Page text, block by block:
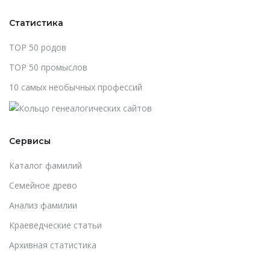
Статистика
TOP 50 родов
TOP 50 промыслов
10 самых необычных профессий
Сервисы
Каталог фамилий
Cемейное древо
Анализ фамилии
Краеведческие статьи
Архивная статистика